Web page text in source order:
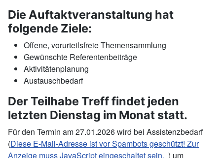
Die Auftaktveranstaltung hat
folgende Ziele:
Offene, vorurteilsfreie Themensammlung
Gewünschte Referentenbeiträge
Aktivitätenplanung
Austauschbedarf
Der Teilhabe Treff findet jeden
letzten Dienstag im Monat statt.
Für den Termin am 27.01.2026 wird bei Assistenzbedarf
(Diese E-Mail-Adresse ist vor Spambots geschützt! Zur
Anzeige muss JavaScript eingeschaltet sein. ) um